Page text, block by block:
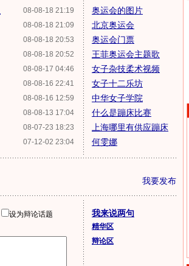
08-08-18 21:19
08-08-18 21:09
08-08-18 20:53
08-08-18 20:52
08-08-17 04:46
08-08-16 22:41
08-08-16 12:59
08-08-13 17:04
08-07-23 18:23
07-12-02 23:04
奥运会的图片
北京奥运会
奥运会门票
王菲奥运会主题歌
女子杂技柔术视频
女子十二乐坊
中华女子学院
什么是蹦床比赛
上海哪里有供应蹦床
何雯娜
我要发布
设为辩论话题
我来说两句
精华区
辩论区